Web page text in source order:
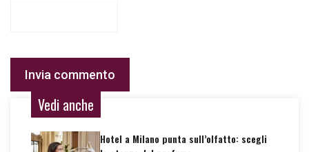
Vedi anche
Hotel a Milano punta sull’olfatto: scegli